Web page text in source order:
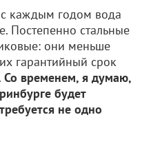
с каждым годом вода
Постепенно стальные
они меньше
гарантийный срок
Со временем, я думаю,
будет
не одно